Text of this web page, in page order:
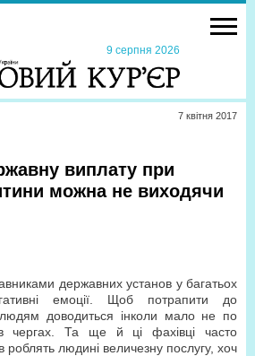
9 серпня 2026
7 квiтня 2017
виплату при
можна не виходячи
державних установ у багатьох
емоції. Щоб потрапити до
людям доводиться інколи мало не по
чергах. Та ще й ці фахівці часто
роб­лять людині величезну послугу, хоч